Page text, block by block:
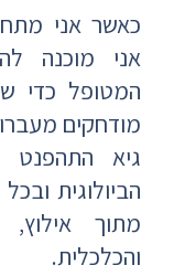
כאשר אני
אני מוכנה
המטופל כדי
מודחקים
גיא התהפנט
הביולוגית
מתוך
והכלכלית.